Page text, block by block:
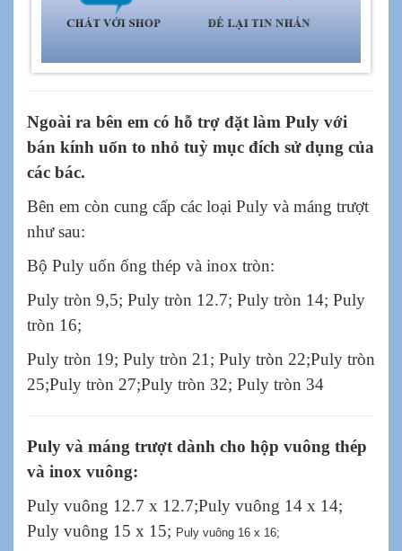
Ngoài ra bên em có hỗ trợ đặt làm Puly với
bán kính uốn to nhỏ tuỳ mục đích sử dụng của
các bác.
Bên em còn cung cấp các loại Puly và máng trượt
như sau:
Bộ Puly uốn ống thép và inox tròn:
Puly tròn 9,5; Puly tròn 12.7; Puly tròn 14; Puly
tròn 16;
Puly tròn 19; Puly tròn 21; Puly tròn 22;Puly tròn
25;Puly tròn 27;Puly tròn 32; Puly tròn 34
Puly và máng trượt dành cho hộp vuông thép
và inox vuông:
Puly vuông 12.7 x 12.7;Puly vuông 14 x 14;
Puly vuông 15 x 15; Puly vuông 16 x 16;